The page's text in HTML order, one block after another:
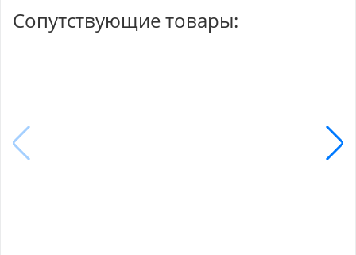
Сопутствующие товары: